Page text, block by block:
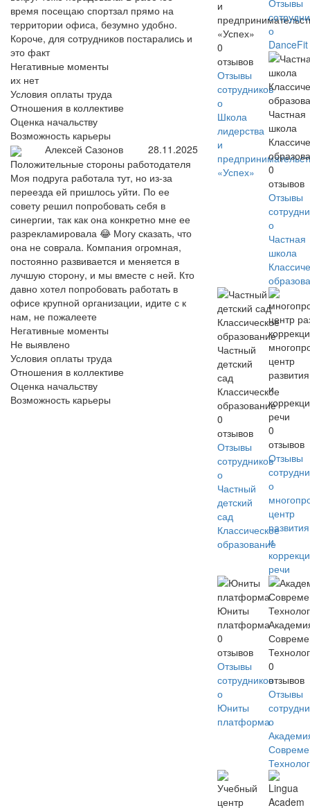
время посещаю спортзал прямо на
территории офиса, безумно удобно.
Короче, для сотрудников постарались и
это факт
Негативные моменты
их нет
Условия оплаты труда
Отношения в коллективе
Оценка начальству
Возможность карьеры
Алексей Сазонов
28.11.2025
Положительные стороны работодателя
Моя подруга работала тут, но из-за
переезда ей пришлось уйти. По ее
совету решил попробовать себя в
синергии, так как она конкретно мне ее
разрекламировала 😂 Могу сказать, что
она не соврала. Компания огромная,
постоянно развивается и меняется в
лучшую сторону, и мы вместе с ней. Кто
давно хотел попробовать работать в
офисе крупной организации, идите с к
нам, не пожалеете
Негативные моменты
Не выявлено
Условия оплаты труда
Отношения в коллективе
Оценка начальству
Возможность карьеры
и
«Успех»
0
отзывов
Отзывы
сотрудников
о
Школа
лидерства
и
«Успех»
Отзывы
о
DanceFit
Частная
школа
0
отзывов
Отзывы
о
Частная
школа
Частный
детский
сад
Классическое
образование
0
отзывов
Отзывы
сотрудников
о
Частный
детский
сад
Классическое
образование
центр
развития
и
речи
0
отзывов
Отзывы
о
центр
развития
и
речи
Юниты
платформа
0
отзывов
Отзывы
сотрудников
о
Юниты
платформа
0
отзывов
Отзывы
о